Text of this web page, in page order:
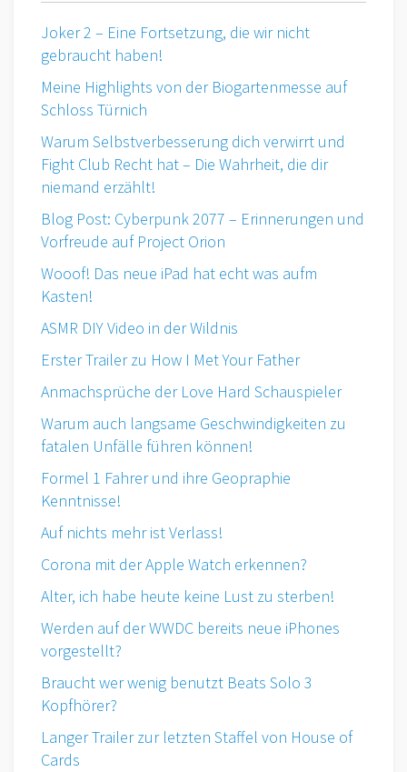
Joker 2 – Eine Fortsetzung, die wir nicht
gebraucht haben!
Meine Highlights von der Biogartenmesse auf
Schloss Türnich
Warum Selbstverbesserung dich verwirrt und
Fight Club Recht hat – Die Wahrheit, die dir
niemand erzählt!
Blog Post: Cyberpunk 2077 – Erinnerungen und
Vorfreude auf Project Orion
Wooof! Das neue iPad hat echt was aufm
Kasten!
ASMR DIY Video in der Wildnis
Erster Trailer zu How I Met Your Father
Anmachsprüche der Love Hard Schauspieler
Warum auch langsame Geschwindigkeiten zu
fatalen Unfälle führen können!
Formel 1 Fahrer und ihre Geopraphie
Kenntnisse!
Auf nichts mehr ist Verlass!
Corona mit der Apple Watch erkennen?
Alter, ich habe heute keine Lust zu sterben!
Werden auf der WWDC bereits neue iPhones
vorgestellt?
Braucht wer wenig benutzt Beats Solo 3
Kopfhörer?
Langer Trailer zur letzten Staffel von House of
Cards